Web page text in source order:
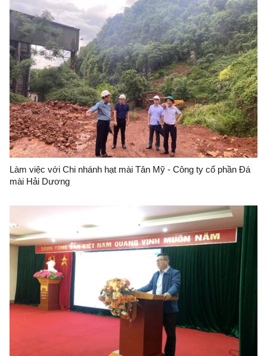
Làm việc với Chi nhánh hạt mài Tân Mỹ - Công ty cổ phần Đá
mài Hải Dương